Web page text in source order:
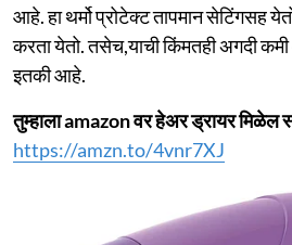
आहे. हा थर्मो प्रोटेक्ट तापमान सेटिंगसह
करता येतो. तसेच,याची किंमतही अगदी
इतकी आहे.
तुम्हाला amazon वर हेअर ड्रायर मिळेल
https://amzn.to/4vnr7XJ